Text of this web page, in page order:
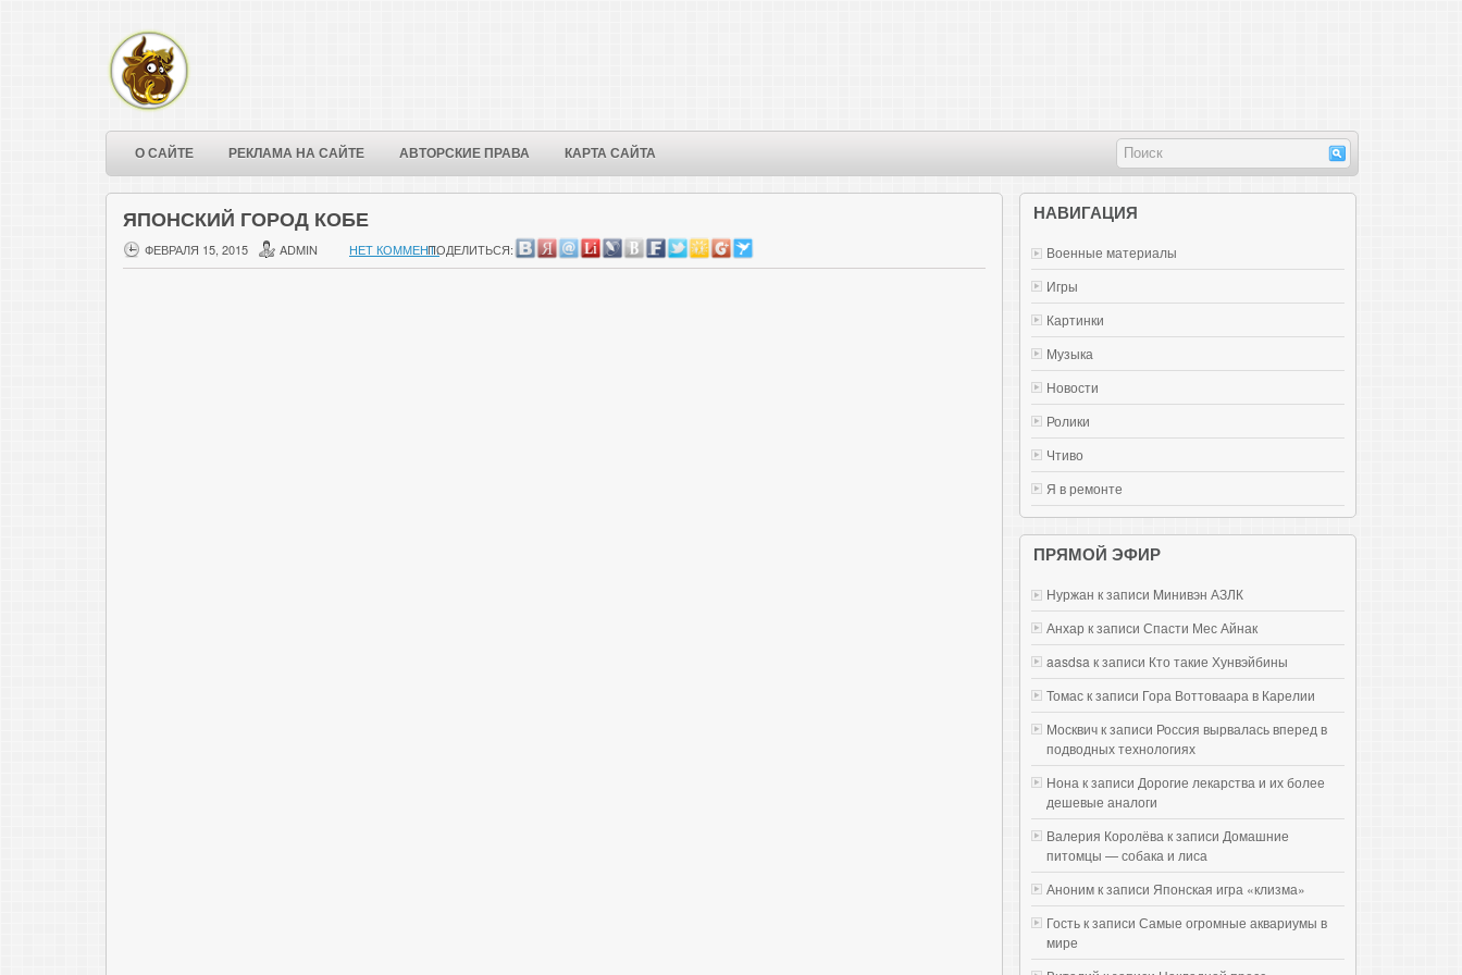
О САЙТЕ РЕКЛАМА НА САЙТЕ АВТОРСКИЕ ПРАВА КАРТА САЙТА
ЯПОНСКИЙ ГОРОД КОБЕ
ФЕВРАЛЯ 15, 2015 ADMIN НЕТ КОММЕНТ.ПОДЕЛИТЬСЯ:
НАВИГАЦИЯ
Военные материалы
Игры
Картинки
Музыка
Новости
Ролики
Чтиво
Я в ремонте
ПРЯМОЙ ЭФИР
Нуржан к записи Mинивэн АЗЛК
Анхар к записи Спасти Мес Айнак
aasdsa к записи Кто такие Хунвэйбины
Томас к записи Гора Воттоваара в Карелии
Москвич к записи Россия вырвалась вперед в
подводных технологиях
Нона к записи Дорогие лекарства и их более
дешевые аналоги
Валерия Королёва к записи Домашние
питомцы — собака и лиса
Аноним к записи Японская игра «клизма»
Гость к записи Самые огромные аквариумы в
мире